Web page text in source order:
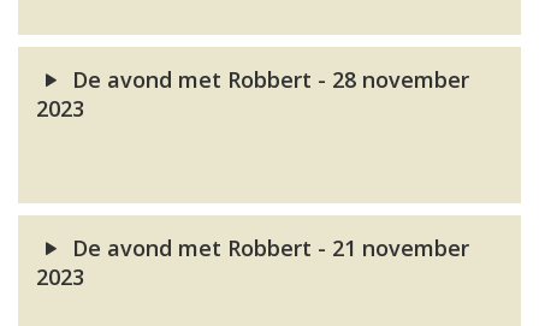
De avond met Robbert - 28 november
2023
De avond met Robbert - 21 november
2023